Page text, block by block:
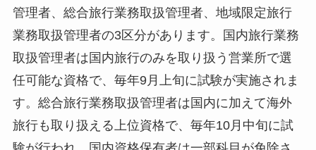
管理者、総合旅行業務取扱管理者、地域限定旅行
業務取扱管理者の3区分があります。国内旅行業務
取扱管理者は国内旅行のみを取り扱う営業所で選
任可能な資格で、毎年9月上旬に試験が実施されま
す。総合旅行業務取扱管理者は国内に加えて海外
旅行も取り扱える上位資格で、毎年10月中旬に試